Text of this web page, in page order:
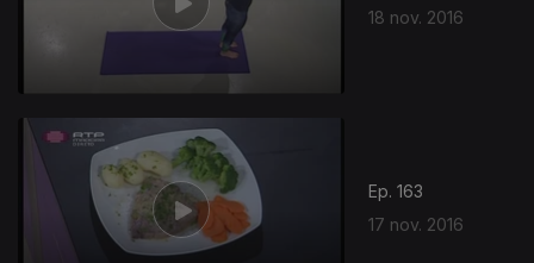
18 nov. 2016
Ep. 163
17 nov. 2016